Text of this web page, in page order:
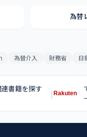
為替
為替介入 財務省 日
連書籍を探す
|